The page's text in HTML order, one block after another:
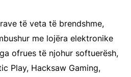
të veta të brendshme,
me lojëra elektronike
ofrues të njohur softuerësh,
Play, Hacksaw Gaming,